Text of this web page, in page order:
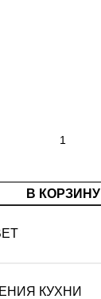
В КОРЗИНУ
КУХНИ